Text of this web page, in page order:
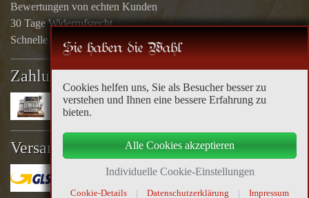
Bewertungen von echten Kunden
30 Tage Widerrufsrecht
Schnelle Rücküberweisungen
Zahlungsarten
Versandoptionen
Sie haben die Wahl
Cookies helfen uns, Sie als Besucher besser zu
verstehen und Ihnen eine bessere Erfahrung zu
bieten.
Alle Cookies akzeptieren
Individuelle Cookie-Einstellungen
Cookie-Details | Datenschutzerklärung | Impressum